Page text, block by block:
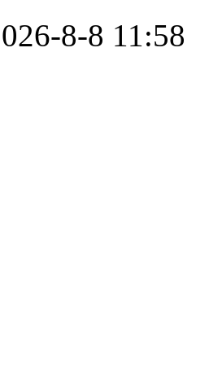
8-8 11:58